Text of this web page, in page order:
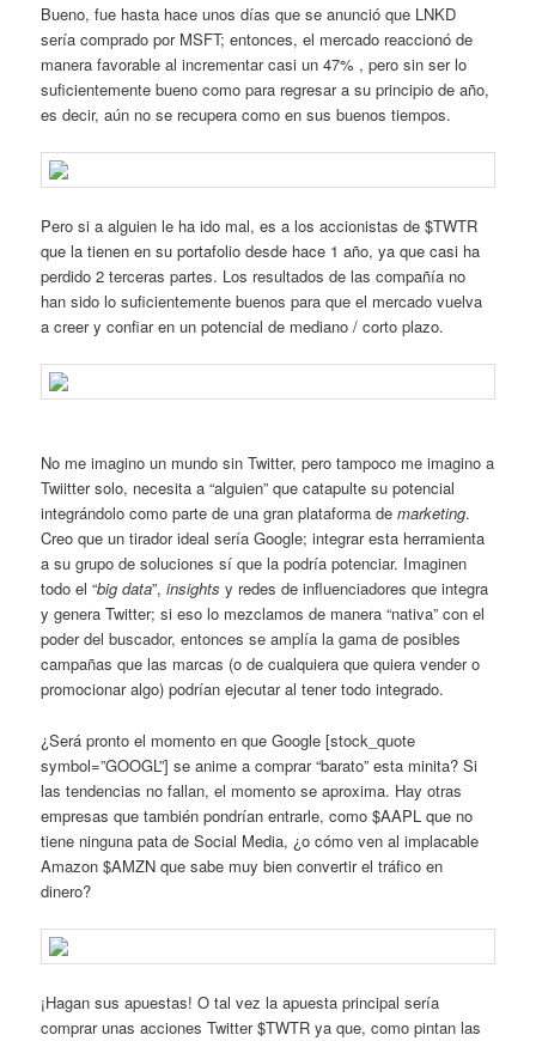
Bueno, fue hasta hace unos días que se anunció que LNKD
sería comprado por MSFT; entonces, el mercado reaccionó de
manera favorable al incrementar casi un 47% , pero sin ser lo
suficientemente bueno como para regresar a su principio de año,
es decir, aún no se recupera como en sus buenos tiempos.
Pero si a alguien le ha ido mal, es a los accionistas de $TWTR
que la tienen en su portafolio desde hace 1 año, ya que casi ha
perdido 2 terceras partes. Los resultados de las compañía no
han sido lo suficientemente buenos para que el mercado vuelva
a creer y confiar en un potencial de mediano / corto plazo.
No me imagino un mundo sin Twitter, pero tampoco me imagino a
Twiitter solo, necesita a “alguien” que catapulte su potencial
integrándolo como parte de una gran plataforma demarketing.
Creo que un tirador ideal sería Google; integrar esta herramienta
a su grupo de soluciones sí que la podría potenciar. Imaginen
todo el “big data”,insights y redes de influenciadores que integra
y genera Twitter; si eso lo mezclamos de manera “nativa” con el
poder del buscador, entonces se amplía la gama de posibles
campañas que las marcas (o de cualquiera que quiera vender o
promocionar algo) podrían ejecutar al tener todo integrado.
¿Será pronto el momento en que Google [stock_quote
symbol=”GOOGL”] se anime a comprar “barato” esta minita? Si
las tendencias no fallan, el momento se aproxima. Hay otras
empresas que también pondrían entrarle, como $AAPL que no
tiene ninguna pata de Social Media, ¿o cómo ven al implacable
Amazon $AMZN que sabe muy bien convertir el tráfico en
dinero?
¡Hagan sus apuestas! O tal vez la apuesta principal sería
comprar unas acciones Twitter $TWTR ya que, como pintan las